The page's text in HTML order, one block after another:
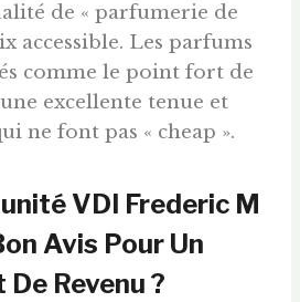
de « parfumerie de
accessible. Les parfums
comme le point fort de
excellente tenue et
ne font pas « cheap ».
VDI Frederic M
Avis Pour Un
Revenu ?